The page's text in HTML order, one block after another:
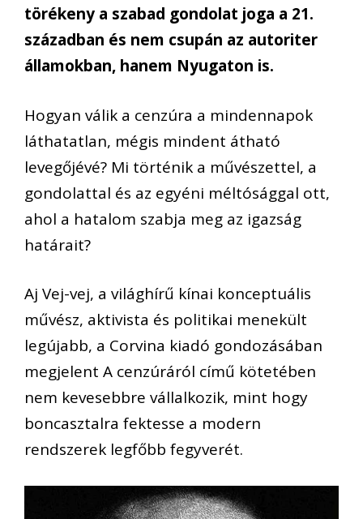
törékeny a szabad gondolat joga a 21.
században és nem csupán az autoriter
államokban, hanem Nyugaton is.
Hogyan válik a cenzúra a mindennapok
láthatatlan, mégis mindent átható
levegőjévé? Mi történik a művészettel, a
gondolattal és az egyéni méltósággal ott,
ahol a hatalom szabja meg az igazság
határait?
Aj Vej-vej, a világhírű kínai konceptuális
művész, aktivista és politikai menekült
legújabb, a Corvina kiadó gondozásában
megjelent A cenzúráról című kötetében
nem kevesebbre vállalkozik, mint hogy
boncasztalra fektesse a modern
rendszerek legfőbb fegyverét.